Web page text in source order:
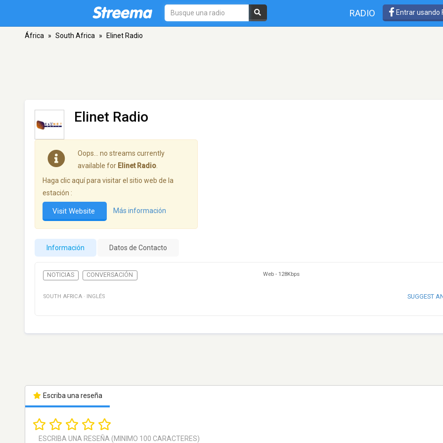
RADIO Entrar usando
África » South Africa » Elinet Radio
Elinet Radio
Oops… no streams currently
available for Elinet Radio
Haga clic aquí para visitar el sitio web de la
estación :
Visit Website Más información
Información Datos de Contacto
NOTICIAS CONVERSACIÓN Web - 128Kbps
SOUTH AFRICA · INGLÉS SUGGEST
Escriba una reseña